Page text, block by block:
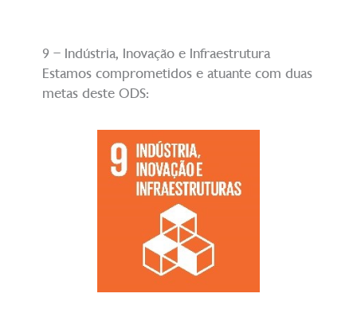
9 – Indústria, Inovação e Infraestrutura
Estamos comprometidos e atuante com duas
metas deste ODS: